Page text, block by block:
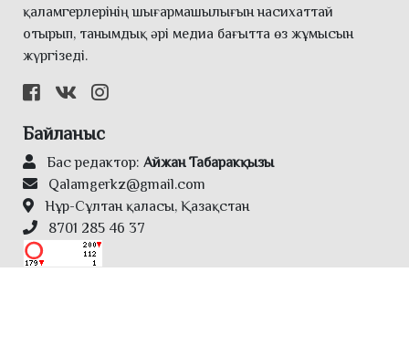
қаламгерлерінің шығармашылығын насихаттай
отырып, танымдық әрі медиа бағытта өз жұмысын
жүргізеді.
Байланыс
Бас редактор: Айжан Табаракқызы
Qalamgerkz@gmail.com
Нұр-Сұлтан қаласы, Қазақстан
8701 285 46 37